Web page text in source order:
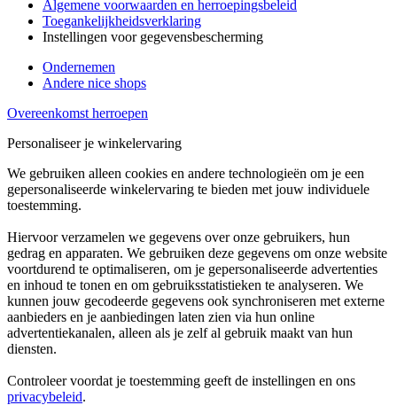
Algemene voorwaarden en herroepingsbeleid
Toegankelijkheidsverklaring
Instellingen voor gegevensbescherming
Ondernemen
Andere nice shops
Overeenkomst herroepen
Personaliseer je winkelervaring
We gebruiken alleen cookies en andere technologieën om je een
gepersonaliseerde winkelervaring te bieden met jouw individuele
toestemming.
Hiervoor verzamelen we gegevens over onze gebruikers, hun
gedrag en apparaten. We gebruiken deze gegevens om onze website
voortdurend te optimaliseren, om je gepersonaliseerde advertenties
en inhoud te tonen en om gebruiksstatistieken te analyseren. We
kunnen jouw gecodeerde gegevens ook synchroniseren met externe
aanbieders en je aanbiedingen laten zien via hun online
advertentiekanalen, alleen als je zelf al gebruik maakt van hun
diensten.
Controleer voordat je toestemming geeft de instellingen en ons
privacybeleid.